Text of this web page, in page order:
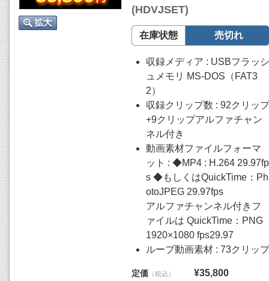
(HDVJSET)
在庫状態 売切れ
収録メディア : USBフラッシ
ュメモリ MS-DOS（FAT3
2）
収録クリップ数 : 92クリップ
+9クリップアルファチャン
ネル付き
動画素材ファイルフォーマ
ット : ◆MP4 : H.264 29.97fp
s ◆もしくはQuickTime：Ph
otoJPEG 29.97fps
アルファチャンネル付きフ
ァイルは QuickTime：PNG
1920×1080 fps29.97
ループ動画素材 : 73クリップ
定価 （税込） ¥35,800